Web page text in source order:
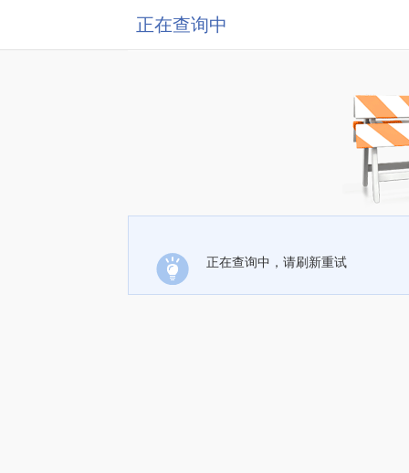
正在查询中
正在查询中，请刷新重试